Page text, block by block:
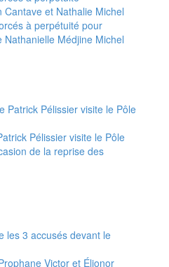
et Nathalie Michel
à perpétuité pour
Nathanielle Médjine Michel
Pélissier visite le Pôle
de la reprise des
Victor et Élionor